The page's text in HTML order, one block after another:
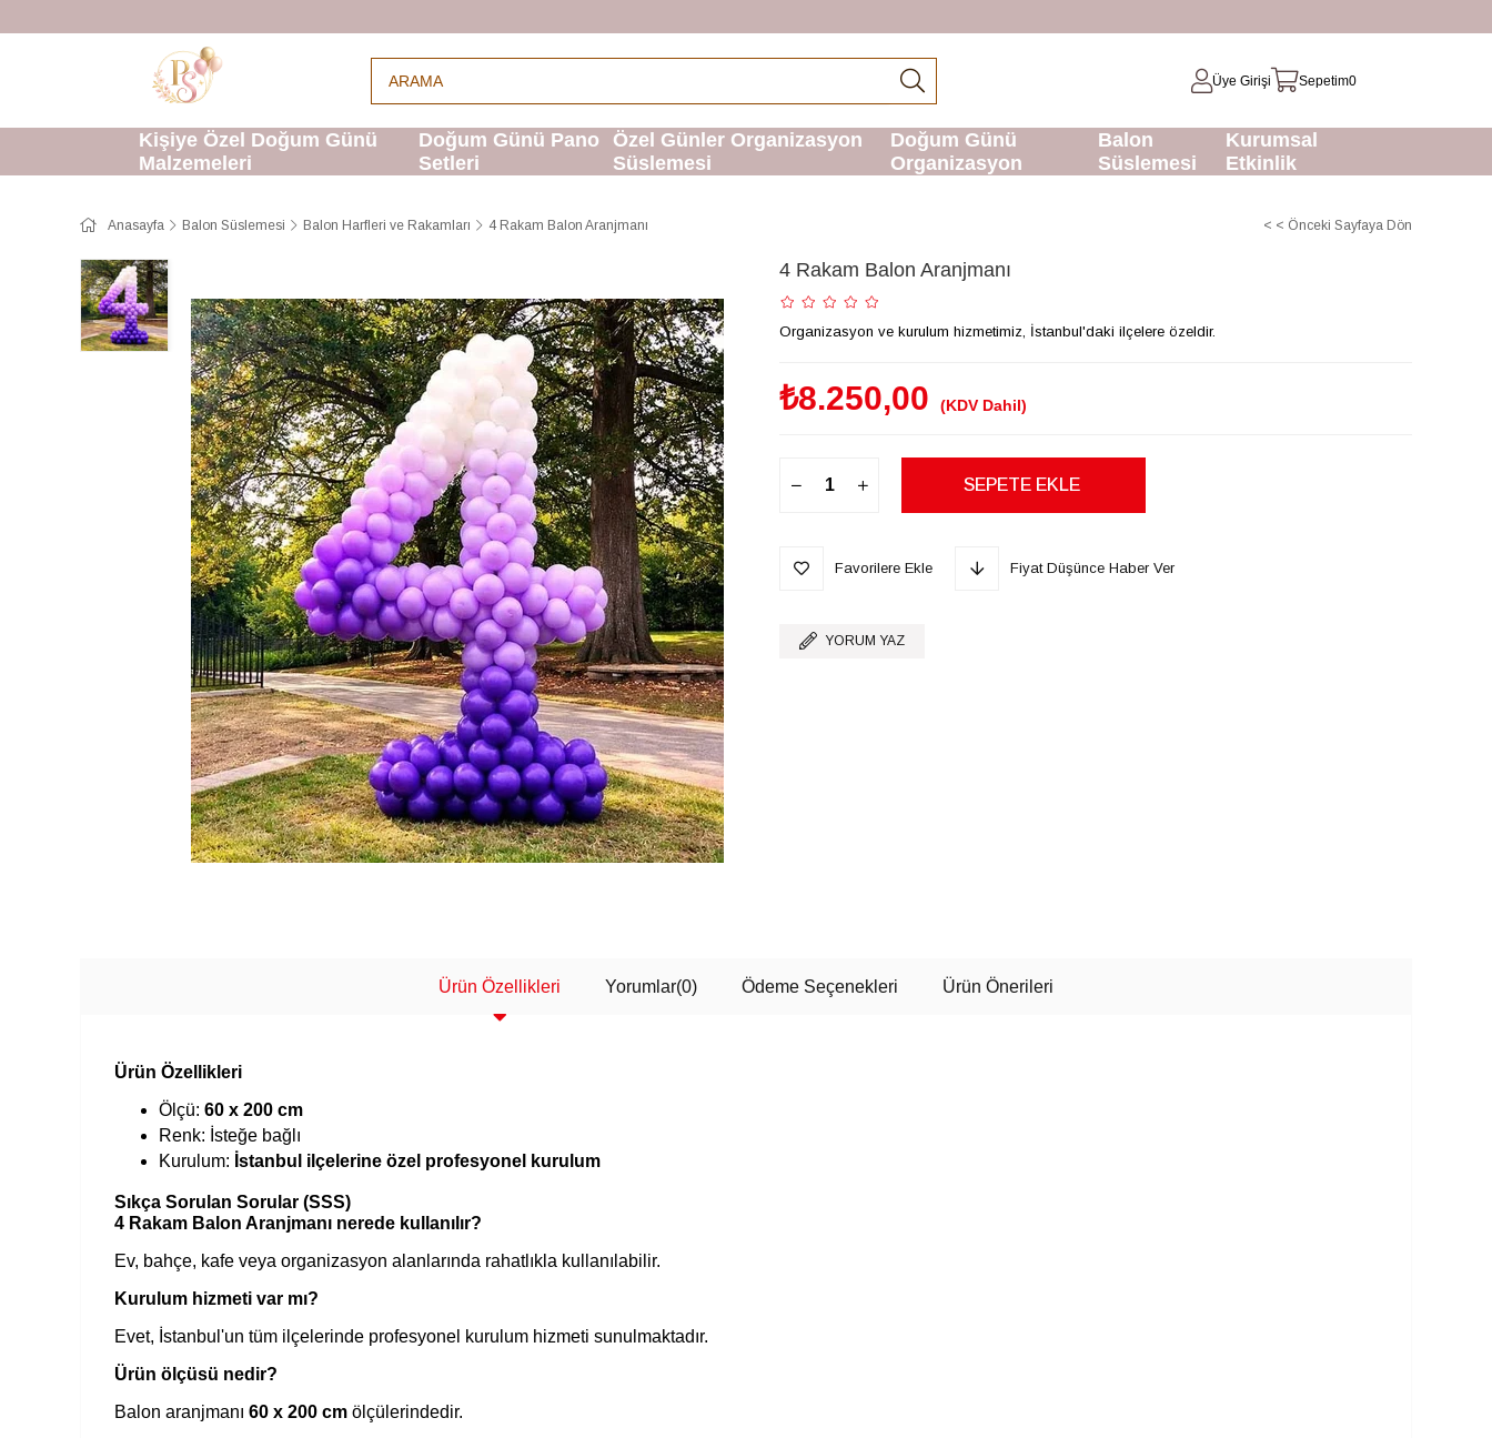
Üye Girişi Sepetim0
Kişiye Özel Doğum Günü
Malzemeleri
Doğum Günü Pano
Setleri
Özel Günler Organizasyon
Süslemesi
Doğum Günü
Organizasyon
Balon
Süslemesi
Kurumsal
Etkinlik
Anasayfa Balon Süslemesi Balon Harfleri ve Rakamları 4 Rakam Balon Aranjmanı < < Önceki Sayfaya Dön
4 Rakam Balon Aranjmanı
Organizasyon ve kurulum hizmetimiz, İstanbul'daki ilçelere özeldir.
₺8.250,00 (KDV Dahil)
Favorilere Ekle Fiyat Düşünce Haber Ver
YORUM YAZ
Ürün Özellikleri Yorumlar(0) Ödeme Seçenekleri Ürün Önerileri
Ürün Özellikleri
Ölçü: 60 x 200 cm
Renk: İsteğe bağlı
Kurulum: İstanbul ilçelerine özel profesyonel kurulum
Sıkça Sorulan Sorular (SSS)
4 Rakam Balon Aranjmanı nerede kullanılır?
Ev, bahçe, kafe veya organizasyon alanlarında rahatlıkla kullanılabilir.
Kurulum hizmeti var mı?
Evet, İstanbul'un tüm ilçelerinde profesyonel kurulum hizmeti sunulmaktadır.
Ürün ölçüsü nedir?
Balon aranjmanı 60 x 200 cm ölçülerindedir.